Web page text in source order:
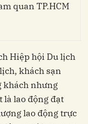
quan TP.HCM
Hiệp hội Du lịch
khách sạn
khách nhưng
lao động đạt
lao động trực